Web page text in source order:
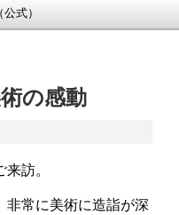
式）
の感動
訪。
非常に美術に造詣が深